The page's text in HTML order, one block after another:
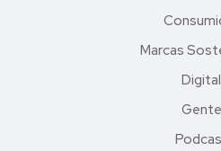
Marcas
Digital
Gente